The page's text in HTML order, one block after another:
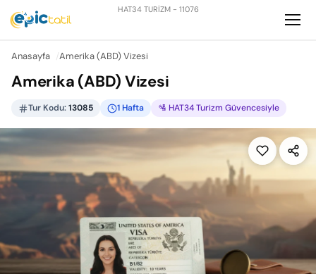
HAT34 TURİZM - 11076
Anasayfa Amerika (ABD) Vizesi
Amerika (ABD) Vizesi
Tur Kodu:13085 1 Hafta 🛂 HAT34 Turizm Güvencesiyle